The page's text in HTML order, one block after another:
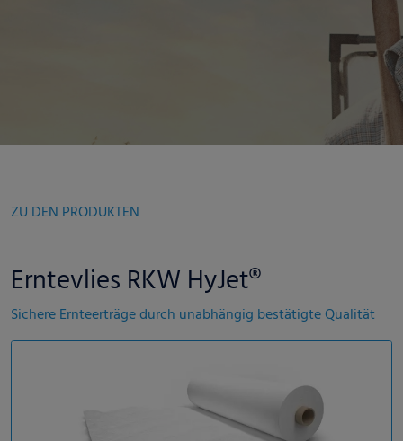
ZU DEN PRODUKTEN
Erntevlies RKW HyJet®
Sichere Ernteerträge durch unabhängig bestätigte Qualität